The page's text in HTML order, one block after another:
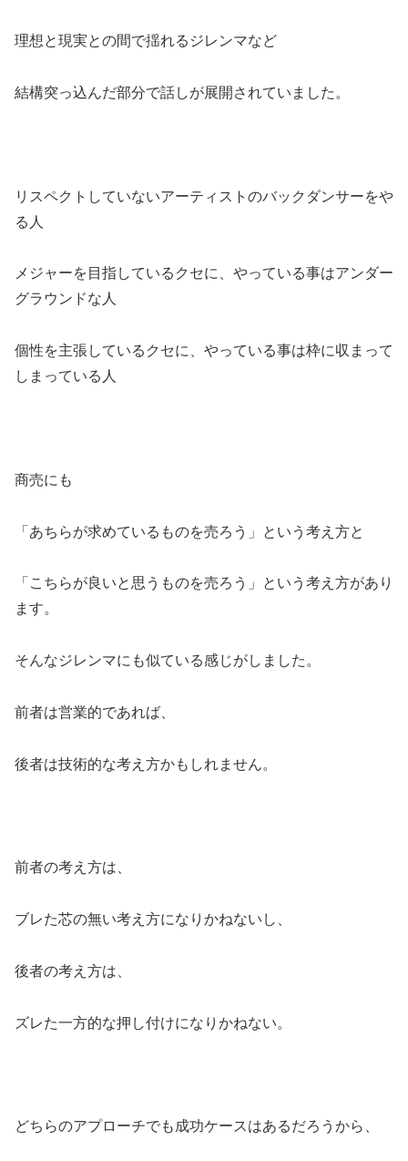
理想と現実との間で揺れるジレンマなど
結構突っ込んだ部分で話しが展開されていました。
リスペクトしていないアーティストのバックダンサーをや
る人
メジャーを目指しているクセに、やっている事はアンダー
グラウンドな人
個性を主張しているクセに、やっている事は枠に収まって
しまっている人
商売にも
「あちらが求めているものを売ろう」という考え方と
「こちらが良いと思うものを売ろう」という考え方があり
ます。
そんなジレンマにも似ている感じがしました。
前者は営業的であれば、
後者は技術的な考え方かもしれません。
前者の考え方は、
ブレた芯の無い考え方になりかねないし、
後者の考え方は、
ズレた一方的な押し付けになりかねない。
どちらのアプローチでも成功ケースはあるだろうから、